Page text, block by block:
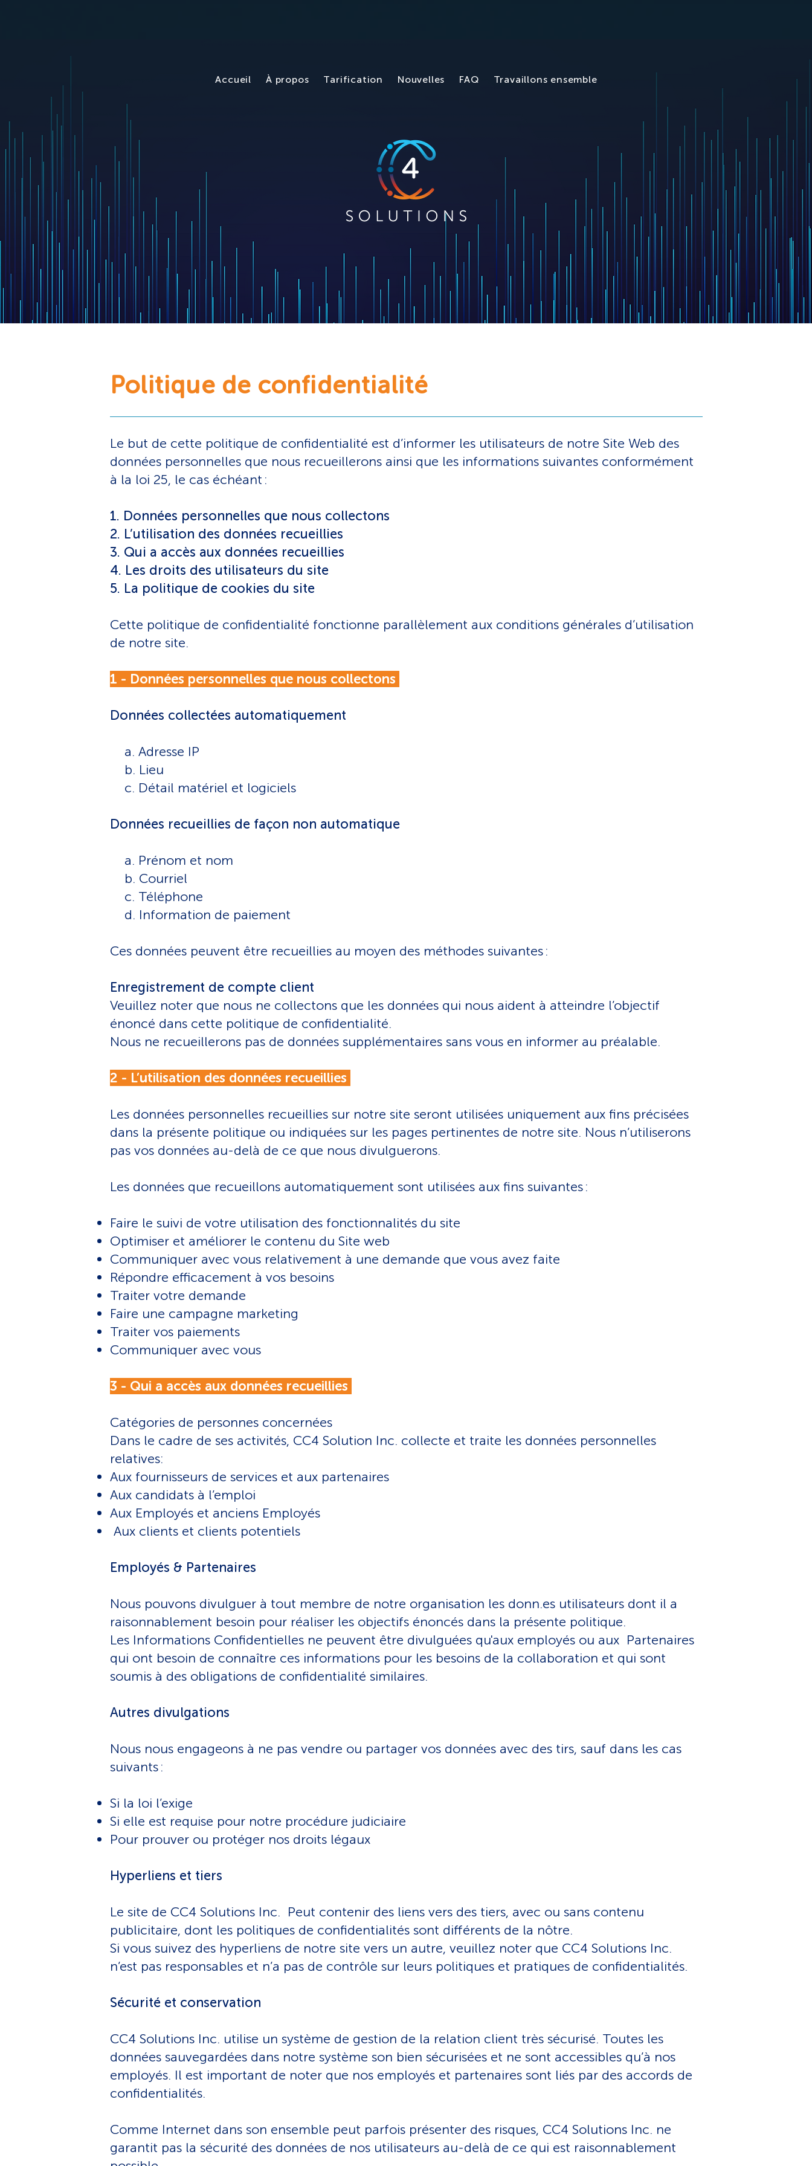
Politique de confidentialité
Le but de cette politique de confidentialité est d’informer les utilisateurs de notre Site Web des
données personnelles que nous recueillerons ainsi que les informations suivantes conformément
à la loi 25, le cas échéant :
1. Données personnelles que nous collectons
2. L’utilisation des données recueillies
3. Qui a accès aux données recueillies
4. Les droits des utilisateurs du site
5. La politique de cookies du site
Cette politique de confidentialité fonctionne parallèlement aux conditions générales d’utilisation
de notre site.
1 - Données personnelles que nous collectons
Données collectées automatiquement
a. Adresse IP ​
b. Lieu
c. Détail matériel et logiciels
Données recueillies de façon non automatique
a. Prénom et nom
b. Courriel
c. Téléphone
d. Information de paiement
Ces données peuvent être recueillies au moyen des méthodes suivantes :
Enregistrement de compte client
Veuillez noter que nous ne collectons que les données qui nous aident à atteindre l’objectif
énoncé dans cette politique de confidentialité.
Nous ne recueillerons pas de données supplémentaires sans vous en informer au préalable.
2 - L’utilisation des données recueillies
Les données personnelles recueillies sur notre site seront utilisées uniquement aux fins précisées
dans la présente politique ou indiquées sur les pages pertinentes de notre site. Nous n’utiliserons
pas vos données au-delà de ce que nous divulguerons.
Les données que recueillons automatiquement sont utilisées aux fins suivantes :
Faire le suivi de votre utilisation des fonctionnalités du site
Optimiser et améliorer le contenu du Site web
Communiquer avec vous relativement à une demande que vous avez faite
Répondre efficacement à vos besoins
Traiter votre demande
Faire une campagne marketing
Traiter vos paiements
Communiquer avec vous
3 - Qui a accès aux données recueillies
Catégories de personnes concernées
Dans le cadre de ses activités, CC4 Solution Inc. collecte et traite les données personnelles
relatives:
Aux fournisseurs de services et aux partenaires
Aux candidats à l’emploi
Aux Employés et anciens Employés
Aux clients et clients potentiels
Employés & Partenaires
Nous pouvons divulguer à tout membre de notre organisation les donn.es utilisateurs dont il a
raisonnablement besoin pour réaliser les objectifs énoncés dans la présente politique.
Les Informations Confidentielles ne peuvent être divulguées qu'aux employés ou aux Partenaires
qui ont besoin de connaître ces informations pour les besoins de la collaboration et qui sont
soumis à des obligations de confidentialité similaires.
Autres divulgations
Nous nous engageons à ne pas vendre ou partager vos données avec des tirs, sauf dans les cas
suivants :
Si la loi l’exige
Si elle est requise pour notre procédure judiciaire
Pour prouver ou protéger nos droits légaux
Hyperliens et tiers
Le site de CC4 Solutions Inc. Peut contenir des liens vers des tiers, avec ou sans contenu
publicitaire, dont les politiques de confidentialités sont différents de la nôtre.
Si vous suivez des hyperliens de notre site vers un autre, veuillez noter que CC4 Solutions Inc.
n’est pas responsables et n’a pas de contrôle sur leurs politiques et pratiques de confidentialités.
Sécurité et conservation
CC4 Solutions Inc. utilise un système de gestion de la relation client très sécurisé. Toutes les
données sauvegardées dans notre système son bien sécurisées et ne sont accessibles qu’à nos
employés. Il est important de noter que nos employés et partenaires sont liés par des accords de
confidentialités.
Comme Internet dans son ensemble peut parfois présenter des risques, CC4 Solutions Inc. ne
garantit pas la sécurité des données de nos utilisateurs au-delà de ce qui est raisonnablement
Accueil À propos Tarification Nouvelles FAQ Travaillons ensemble